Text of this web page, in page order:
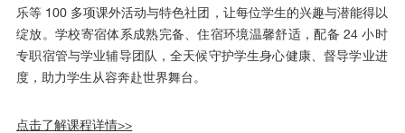
乐等 100 多项课外活动与特色社团，让每位学生的兴趣与潜能得以
绽放。学校寄宿体系成熟完备、住宿环境温馨舒适，配备 24 小时
专职宿管与学业辅导团队，全天候守护学生身心健康、督导学业进
度，助力学生从容奔赴世界舞台。
点击了解课程详情>>